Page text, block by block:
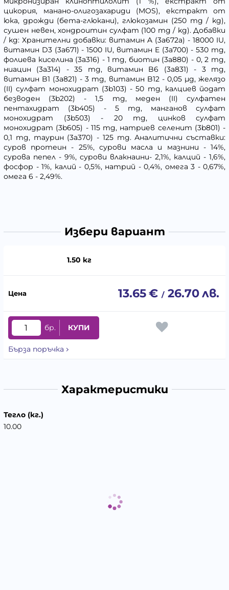
цикория, манано-олигозахариди (MOS), екстракт от
юка, дрожди (бета-глюкани), глюкозамин (250 mg / kg),
сушен невен, хондроитин сулфат (100 mg / kg). Добавки
/ kg: Хранителни добавки: витамин A (3a672a) - 18000 IU,
витамин D3 (3a671) - 1500 IU, витамин E (3a700) - 530 mg,
фолиева киселина (3a316) - 1 mg, биотин (3a880) - 0, 2 mg,
ниацин (3a314) - 35 mg, витамин B6 (3a831) - 3 mg,
витамин B1 (3a821) - 3 mg, витамин B12 - 0,05 µg, желязо
(II) сулфат монохидрат (3b103) - 50 mg, калциев йодат
безводен (3b202) - 1,5 mg, меден (II) сулфатен
пентахидрат (3b405) - 5 mg, манганов сулфат
монохидрат (3b503) - 20 mg, цинков сулфат
монохидрат (3b605) - 115 mg, натриев селенит (3b801) -
0,1 mg, таурин (3a370) - 125 mg. Аналитични съставки:
суров протеин - 25%, сурови масла и мазнини - 14%,
сурова пепел - 9%, сурови влакнаини- 2,1%, калций - 1,6%,
фосфор - 1%, калий - 0,5%, натрий - 0,4%, омега 3 - 0,67%,
омега 6 - 2,49%.
Избери вариант
1.50 кг
13.65€ / 26.70лв.
бр. КУПИ
Бърза поръчка
Характеристики
Тегло (кг.)
10.00